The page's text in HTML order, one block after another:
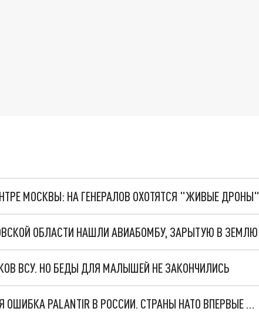
МОСКВЫ: НА ГЕНЕРАЛОВ ОХОТЯТСЯ "ЖИВЫЕ ДРОНЫ"
ОБЛАСТИ НАШЛИ АВИАБОМБУ, ЗАРЫТУЮ В ЗЕМЛЮ
ВСУ. НО БЕДЫ ДЛЯ МАЛЫШЕЙ НЕ ЗАКОНЧИЛИСЬ
"ОЧЕНЬ ПЛОХИЕ НОВОСТИ": БОЛЬШАЯ ОШИБКА PALANTIR В РОССИИ. СТРАНЫ НАТО ВПЕРВЫЕ ЗА СВО ОСТАНОВИЛИ ПОСТАВКИ ОРУЖИЯ. ВСУ ТЕРЯЮТ ПРИГРАНИЧЬЕ?